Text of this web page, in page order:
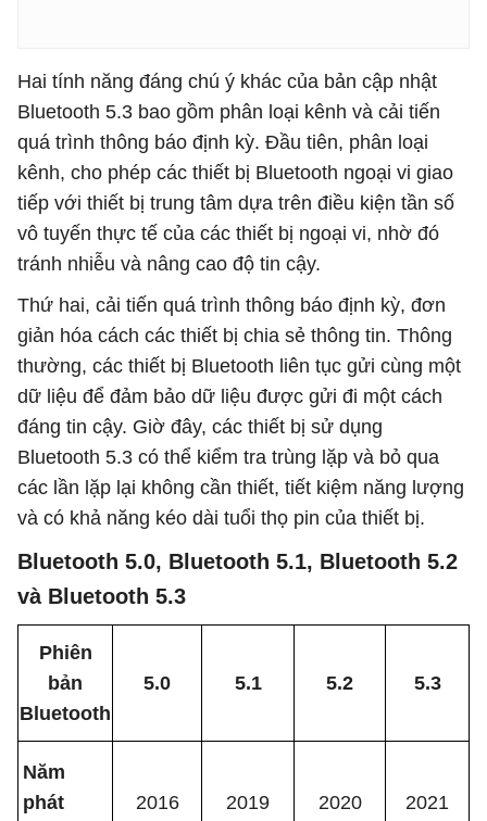
Hai tính năng đáng chú ý khác của bản cập nhật
Bluetooth 5.3 bao gồm phân loại kênh và cải tiến
quá trình thông báo định kỳ. Đầu tiên, phân loại
kênh, cho phép các thiết bị Bluetooth ngoại vi giao
tiếp với thiết bị trung tâm dựa trên điều kiện tần số
vô tuyến thực tế của các thiết bị ngoại vi, nhờ đó
tránh nhiễu và nâng cao độ tin cậy.
Thứ hai, cải tiến quá trình thông báo định kỳ, đơn
giản hóa cách các thiết bị chia sẻ thông tin. Thông
thường, các thiết bị Bluetooth liên tục gửi cùng một
dữ liệu để đảm bảo dữ liệu được gửi đi một cách
đáng tin cậy. Giờ đây, các thiết bị sử dụng
Bluetooth 5.3 có thể kiểm tra trùng lặp và bỏ qua
các lần lặp lại không cần thiết, tiết kiệm năng lượng
và có khả năng kéo dài tuổi thọ pin của thiết bị.
Bluetooth 5.0, Bluetooth 5.1, Bluetooth 5.2
và Bluetooth 5.3
Phiên
bản
Bluetooth
5.0 5.1 5.2 5.3
Năm
phát
2016 2019 2020 2021